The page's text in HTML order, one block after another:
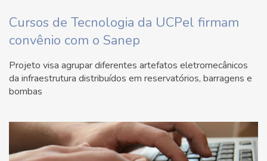
Cursos de Tecnologia da UCPel firmam
convênio com o Sanep
Projeto visa agrupar diferentes artefatos eletromecânicos
da infraestrutura distribuídos em reservatórios, barragens e
bombas